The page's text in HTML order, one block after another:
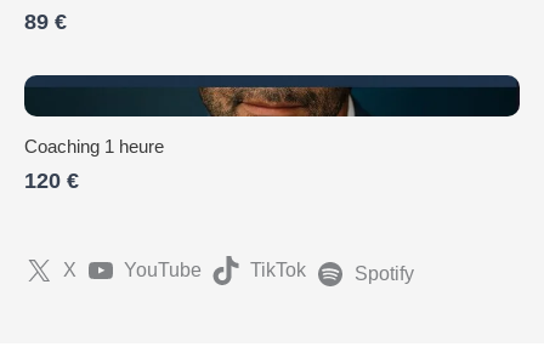
89 €
Coaching 1 heure
120 €
X YouTube TikTok Spotify